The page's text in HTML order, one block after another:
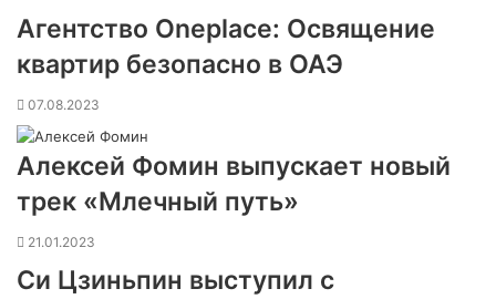
Агентство Oneplace: Освящение
квартир безопасно в ОАЭ
07.08.2023
Алексей Фомин выпускает новый
трек «Млечный путь»
21.01.2023
Си Цзиньпин выступил с